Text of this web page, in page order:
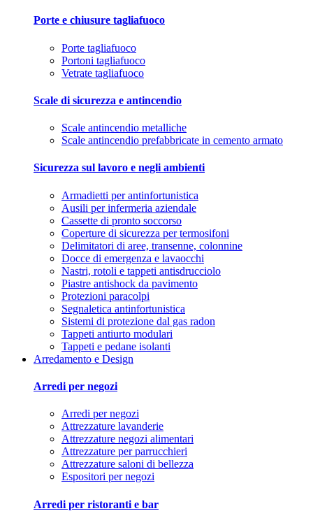
Porte e chiusure tagliafuoco
Porte tagliafuoco
Portoni tagliafuoco
Vetrate tagliafuoco
Scale di sicurezza e antincendio
Scale antincendio metalliche
Scale antincendio prefabbricate in cemento armato
Sicurezza sul lavoro e negli ambienti
Armadietti per antinfortunistica
Ausili per infermeria aziendale
Cassette di pronto soccorso
Coperture di sicurezza per termosifoni
Delimitatori di aree, transenne, colonnine
Docce di emergenza e lavaocchi
Nastri, rotoli e tappeti antisdrucciolo
Piastre antishock da pavimento
Protezioni paracolpi
Segnaletica antinfortunistica
Sistemi di protezione dal gas radon
Tappeti antiurto modulari
Tappeti e pedane isolanti
Arredamento e Design
Arredi per negozi
Arredi per negozi
Attrezzature lavanderie
Attrezzature negozi alimentari
Attrezzature per parrucchieri
Attrezzature saloni di bellezza
Espositori per negozi
Arredi per ristoranti e bar